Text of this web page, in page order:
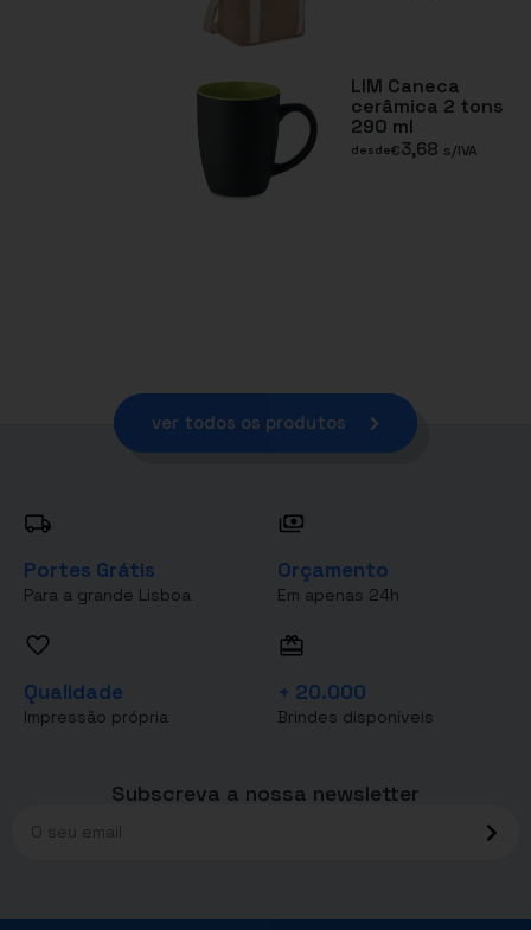
LIM Caneca
cerâmica 2 tons
290 ml
desde€3,68 s/IVA
ver todos os produtos
Portes Grátis
Para a grande Lisboa
Orçamento
Em apenas 24h
Qualidade
Impressão própria
+ 20.000
Brindes disponíveis
Subscreva a nossa newsletter